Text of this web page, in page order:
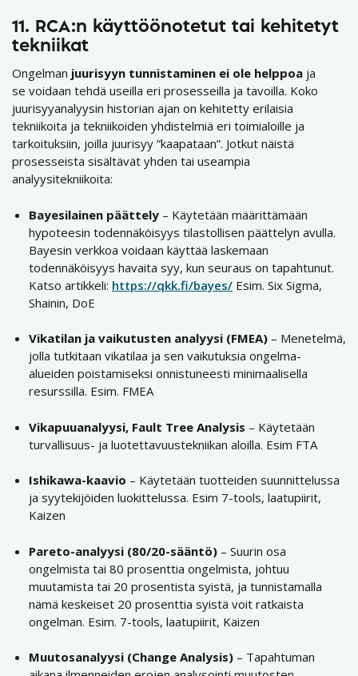
11. RCA:n käyttöönotetut tai kehitetyt
tekniikat
Ongelman juurisyyn tunnistaminen ei ole helppoa ja
se voidaan tehdä useilla eri prosesseilla ja tavoilla. Koko
juurisyyanalyysin historian ajan on kehitetty erilaisia
tekniikoita ja tekniikoiden yhdistelmiä eri toimialoille ja
tarkoituksiin, joilla juurisyy ”kaapataan”. Jotkut näistä
prosesseista sisältävät yhden tai useampia
analyysitekniikoita:
Bayesilainen päättely – Käytetään määrittämään
hypoteesin todennäköisyys tilastollisen päättelyn avulla.
Bayesin verkkoa voidaan käyttää laskemaan
todennäköisyys havaita syy, kun seuraus on tapahtunut.
Katso artikkeli: https://qkk.fi/bayes/ Esim. Six Sigma,
Shainin, DoE
Vikatilan ja vaikutusten analyysi (FMEA) – Menetelmä,
jolla tutkitaan vikatilaa ja sen vaikutuksia ongelma-
alueiden poistamiseksi onnistuneesti minimaalisella
resurssilla. Esim. FMEA
Vikapuuanalyysi, Fault Tree Analysis – Käytetään
turvallisuus- ja luotettavuustekniikan aloilla. Esim FTA
Ishikawa-kaavio – Käytetään tuotteiden suunnittelussa
ja syytekijöiden luokittelussa. Esim 7-tools, laatupiirit,
Kaizen
Pareto-analyysi (80/20-sääntö) – Suurin osa
ongelmista tai 80 prosenttia ongelmista, johtuu
muutamista tai 20 prosentista syistä, ja tunnistamalla
nämä keskeiset 20 prosenttia syistä voit ratkaista
ongelman. Esim. 7-tools, laatupiirit, Kaizen
Muutosanalyysi (Change Analysis) – Tapahtuman